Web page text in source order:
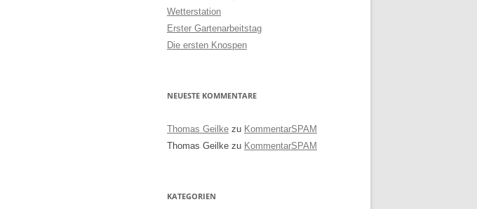
Wetterstation
Erster Gartenarbeitstag
Die ersten Knospen
NEUESTE KOMMENTARE
Thomas Geilke zu KommentarSPAM
Thomas Geilke zu KommentarSPAM
KATEGORIEN